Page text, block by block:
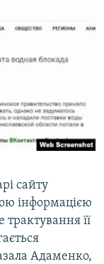
сайту
інформацією
трактування її
Адаменко,